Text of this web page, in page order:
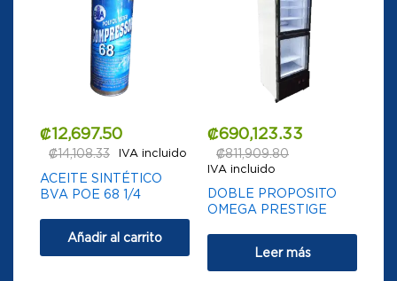
₡12,697.50
₡14,108.33 IVA incluido
ACEITE SINTÉTICO
BVA POE 68 1/4
Añadir al carrito
₡690,123.33
₡811,909.80
IVA incluido
DOBLE PROPOSITO
OMEGA PRESTIGE
Leer más